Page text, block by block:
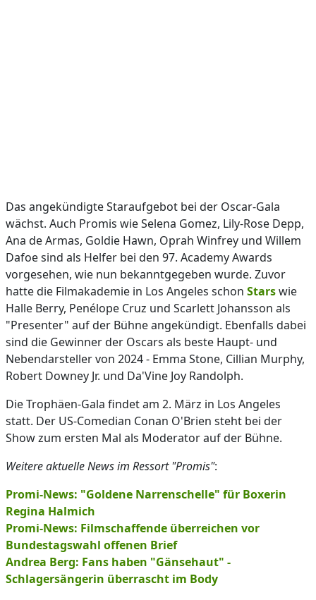
Das angekündigte Staraufgebot bei der Oscar-Gala
wächst. Auch Promis wie Selena Gomez, Lily-Rose Depp,
Ana de Armas, Goldie Hawn, Oprah Winfrey und Willem
Dafoe sind als Helfer bei den 97. Academy Awards
vorgesehen, wie nun bekanntgegeben wurde. Zuvor
hatte die Filmakademie in Los Angeles schon Starswie
Halle Berry, Penélope Cruz und Scarlett Johansson als
"Presenter" auf der Bühne angekündigt. Ebenfalls dabei
sind die Gewinner der Oscars als beste Haupt- und
Nebendarsteller von 2024 - Emma Stone, Cillian Murphy,
Robert Downey Jr. und Da'Vine Joy Randolph.
Die Trophäen-Gala findet am 2. März in Los Angeles
statt. Der US-Comedian Conan O'Brien steht bei der
Show zum ersten Mal als Moderator auf der Bühne.
Weitere aktuelle News im Ressort "Promis":
Promi-News: "Goldene Narrenschelle" für Boxerin
Regina Halmich
Promi-News: Filmschaffende überreichen vor
Bundestagswahl offenen Brief
Andrea Berg: Fans haben "Gänsehaut" -
Schlagersängerin überrascht im Body